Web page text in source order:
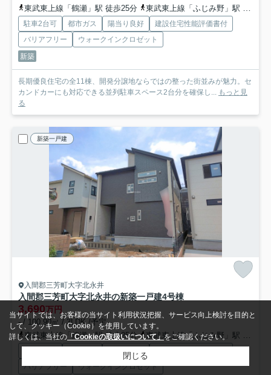
東武東上線「鶴瀬」駅 徒歩25分
東武東上線「ふじみ野」駅 徒歩37分
駐車2台可 都市ガス 陽当り良好
建設住宅性能評価書付
バリアフリー
ウォークインクロゼット
新築
長期優良住宅の全11棟、開発分譲地ならではの整った街並みが魅力。セ
カンドカーにも対応できる並列駐車スペース2台分を確保し...
もっと見
る
新築一戸建
入間郡三芳町大字北永井
入間郡三芳町大字北永井の新築一戸建4号棟
3,690万円
- / 100.90㎡ / 3LDK /予定
東武東上線「鶴瀬」駅 徒歩25分
東武東上線「ふじみ野」駅 徒歩37分
陽当り良好
バリアフリー
ウォークインクロゼット
当サイトでは、お客様の当サイト利用状況把握、サービス向上検討を目的と
して、クッキー（Cookie）を使用しています。
詳しくは、当社の 「Cookieの取扱いについて」をご確認ください。
閉じる